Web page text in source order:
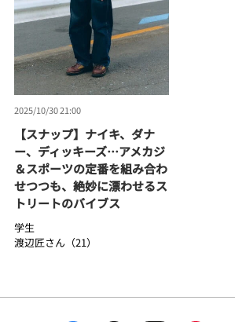
2025/10/30 21:00
【スナップ】ナイキ、ダナ
ー、ディッキーズ…アメカジ
＆スポーツの定番を組み合わ
せつつも、絶妙に漂わせるス
トリートのバイブス
学生
渡辺匠さん（21）